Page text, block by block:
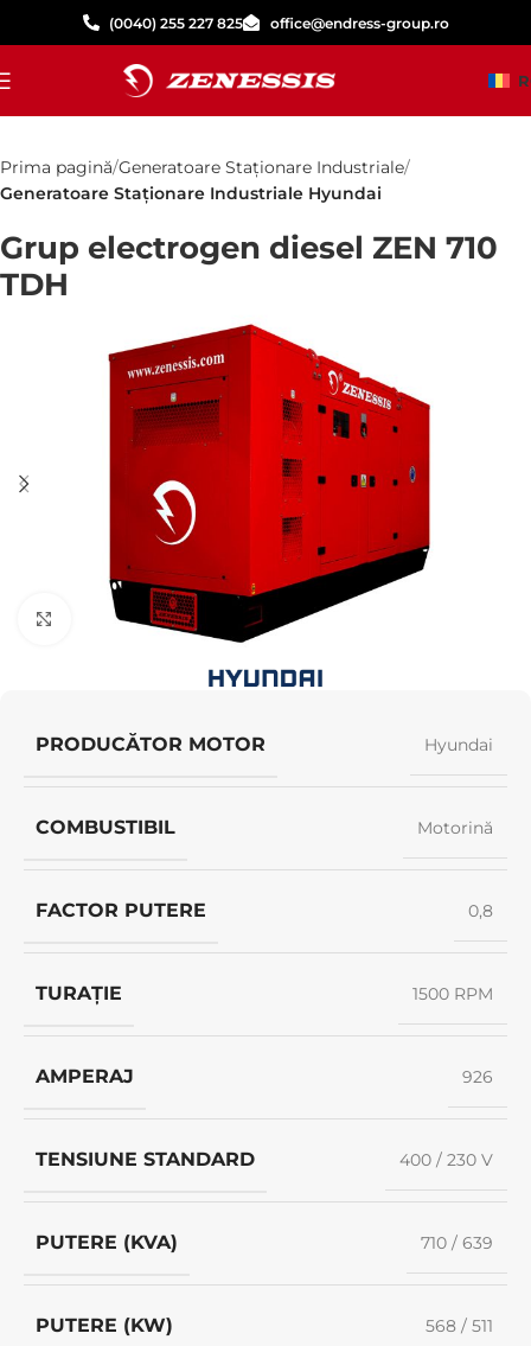
(0040) 255 227 825 office@endress-group.ro
Prima pagină Generatoare Staționare Industriale
Generatoare Staționare Industriale Hyundai
Grup electrogen diesel ZEN 710
TDH
Click pentru a mări
PRODUCĂTOR MOTOR Hyundai
COMBUSTIBIL Motorină
FACTOR PUTERE 0,8
TURAȚIE 1500 RPM
AMPERAJ 926
TENSIUNE STANDARD 400 / 230 V
PUTERE (KVA) 710 / 639
PUTERE (KW) 568 / 511